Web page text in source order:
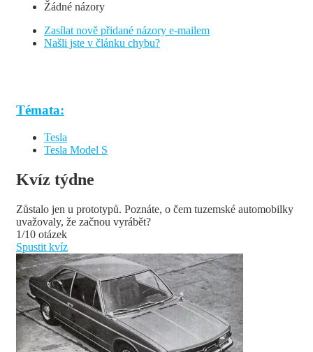
Žádné názory
Zasílat nově přidané názory e-mailem
Našli jste v článku chybu?
Témata:
Tesla
Tesla Model S
Kvíz týdne
Zůstalo jen u prototypů. Poznáte, o čem tuzemské automobilky
uvažovaly, že začnou vyrábět?
1/10 otázek
Spustit kvíz